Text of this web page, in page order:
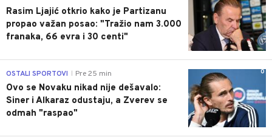
Rasim Ljajić otkrio kako je Partizanu
propao važan posao: "Tražio nam 3.000
franaka, 66 evra i 30 centi"
0
OSTALI SPORTOVI Pre 25 min
Ovo se Novaku nikad nije dešavalo:
Siner i Alkaraz odustaju, a Zverev se
odmah "raspao"